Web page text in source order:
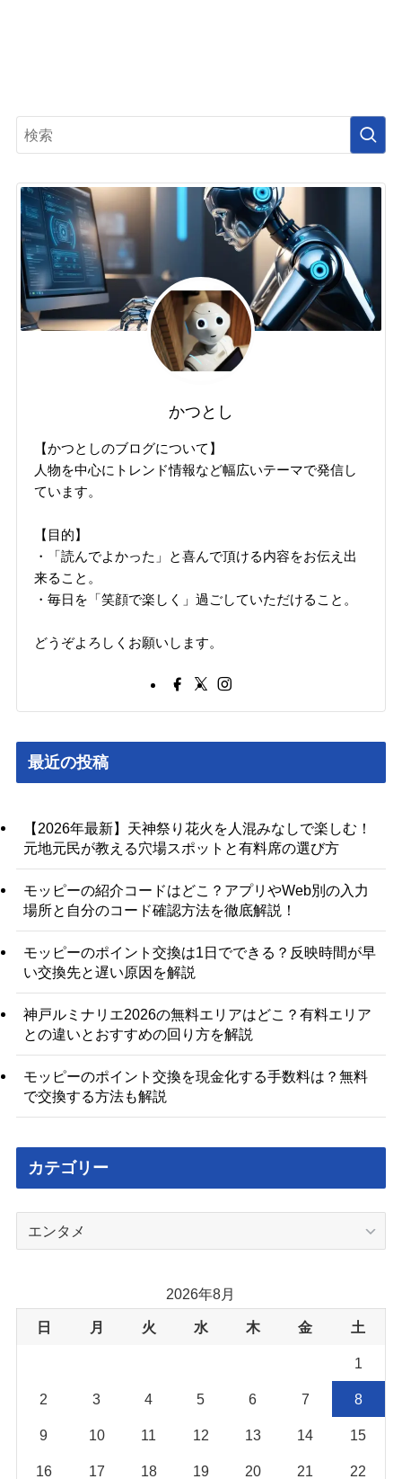
かつとし
【かつとしのブログについて】
人物を中心にトレンド情報など幅広いテーマで発信し
ています。
【目的】
・「読んでよかった」と喜んで頂ける内容をお伝え出
来ること。
・毎日を「笑顔で楽しく」過ごしていただけること。
どうぞよろしくお願いします。
最近の投稿
【2026年最新】天神祭り花火を人混みなしで楽しむ！
元地元民が教える穴場スポットと有料席の選び方
モッピーの紹介コードはどこ？アプリやWeb別の入力
場所と自分のコード確認方法を徹底解説！
モッピーのポイント交換は1日でできる？反映時間が早
い交換先と遅い原因を解説
神戸ルミナリエ2026の無料エリアはどこ？有料エリア
との違いとおすすめの回り方を解説
モッピーのポイント交換を現金化する手数料は？無料
で交換する方法も解説
カテゴリー
ー
2026年8月
日 月 火 水 木 金 土
1
2 3 4 5 6 7 8
9 10 11 12 13 14 15
16 17 18 19 20 21 22